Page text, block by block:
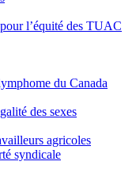
l’équité des TUAC
du Canada
des sexes
agricoles
syndicale